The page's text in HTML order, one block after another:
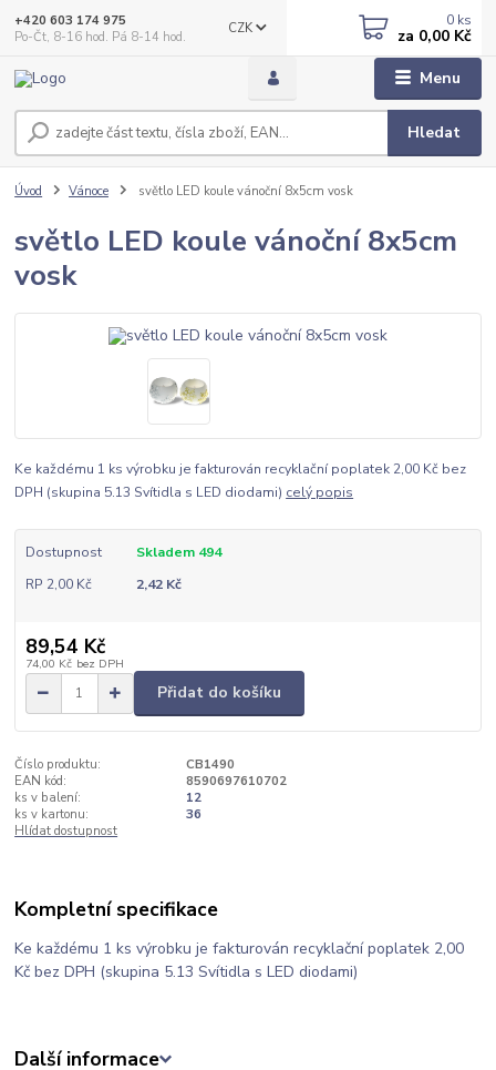
Menu
CZK
Hledat
+420 603 174 975
Po-Čt, 8-16 hod. Pá 8-14 hod.
0 ks
za 0,00 Kč
Úvod Vánoce světlo LED koule vánoční 8x5cm vosk
světlo LED koule vánoční 8x5cm
vosk
Ke každému 1 ks výrobku je fakturován recyklační poplatek 2,00 Kč bez
DPH (skupina 5.13 Svítidla s LED diodami) celý popis
Dostupnost
Skladem 494
RP 2,00 Kč
2,42 Kč
89,54 Kč
74,00 Kč bez DPH
Přidat do košíku
Číslo produktu:
CB1490
EAN kód:
8590697610702
ks v balení:
12
ks v kartonu:
36
Hlídat dostupnost
Kompletní specifikace
Ke každému 1 ks výrobku je fakturován recyklační poplatek 2,00
Kč bez DPH (skupina 5.13 Svítidla s LED diodami)
Další informace